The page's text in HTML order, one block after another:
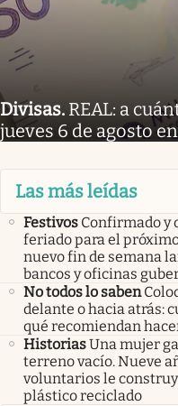
Divisas. REAL: a
jueves 6 de agosto
Las más leídas
Festivos Confirmado y
feriado para el
nuevo fin de semana
bancos y oficinas
No todos lo saben
delante o hacia atrás:
qué recomiendan
HistoriasUna mujer
terreno vacío. Nueve
voluntarios le
plástico reciclado